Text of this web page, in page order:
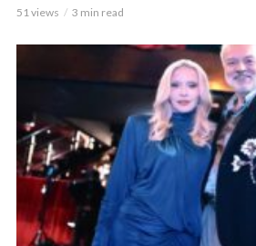
51 views 3 min read